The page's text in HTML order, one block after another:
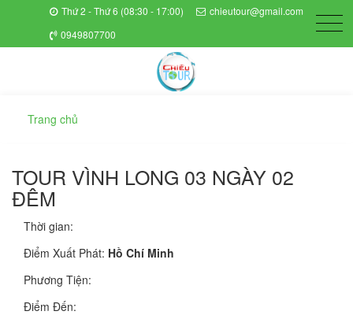
Thứ 2 - Thứ 6 (08:30 - 17:00)
chieutour@gmail.com
0949807700
Trang chủ
TOUR VÌNH LONG 03 NGÀY 02
ĐÊM
Thời gian:
Điểm Xuất Phát: Hồ Chí Minh
Phương Tiện:
Điểm Đến: